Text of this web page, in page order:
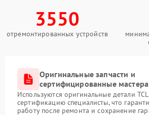
3550
отремонтированных устройств
Оригинальные запчасти и
сертифицированные мастера
Используются оригинальные детали
сертификацию специалисты, что
работу после ремонта и сохранение